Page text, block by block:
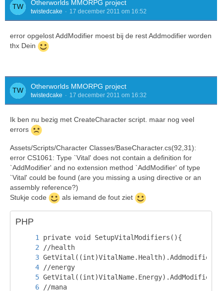
Otherworlds MMORPG project
twistedcake 17 december 2011 om 16:52
error opgelost AddModifier moest bij de rest Addmodifier worden
thx Dein
Otherworlds MMORPG project
twistedcake 17 december 2011 om 16:32
Ik ben nu bezig met CreateCharacter script. maar nog veel
errors
Assets/Scripts/Character Classes/BaseCharacter.cs(92,31):
error CS1061: Type `Vital' does not contain a definition for
`AddModifier' and no extension method `AddModifier' of type
`Vital' could be found (are you missing a using directive or an
assembly reference?)
Stukje code
als iemand de fout ziet
PHP